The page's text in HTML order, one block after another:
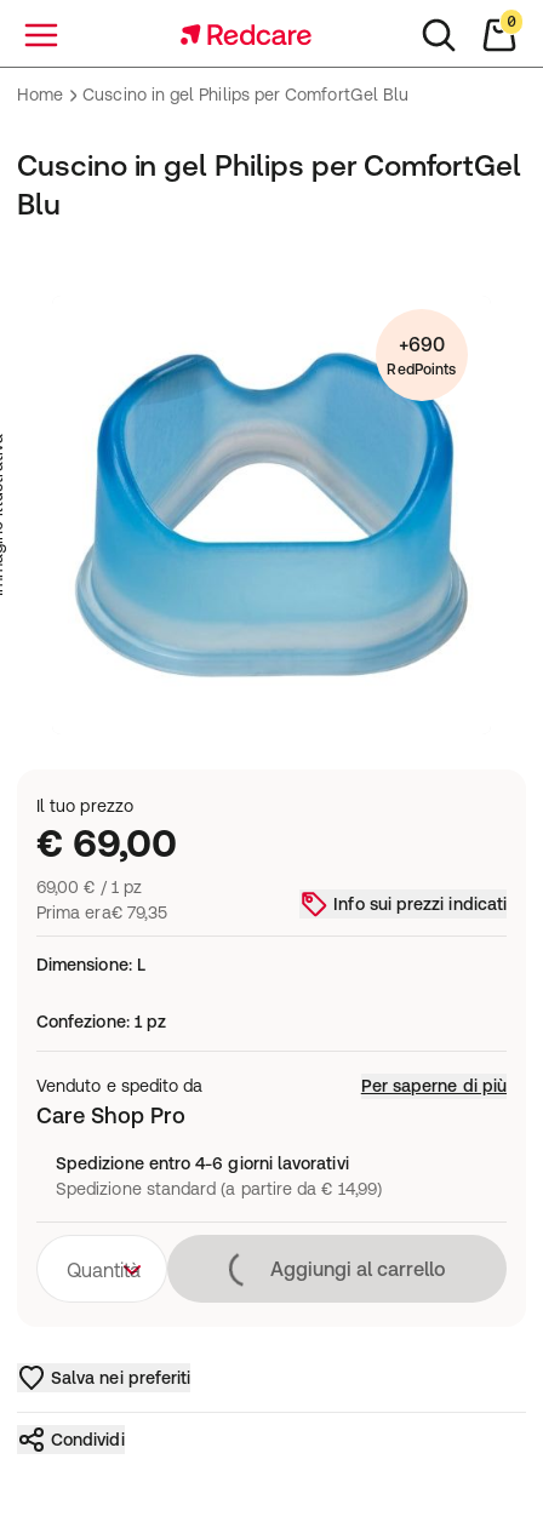
Menu
0
Home Cuscino in gel Philips per ComfortGel Blu
Cuscino in gel Philips per ComfortGel
Blu
+690
RedPoints
Il tuo prezzo
€ 69,00
69,00 € / 1 pz
Prima era€ 79,35 Info sui prezzi indicati
Dimensione: L
Confezione: 1 pz
Venduto e spedito da Per saperne di più
Care Shop Pro
Spedizione entro 4-6 giorni lavorativi
Spedizione standard (a partire da € 14,99)
Quantità Caricamento in
Aggiungi al carrello
Salva nei preferiti
Condividi